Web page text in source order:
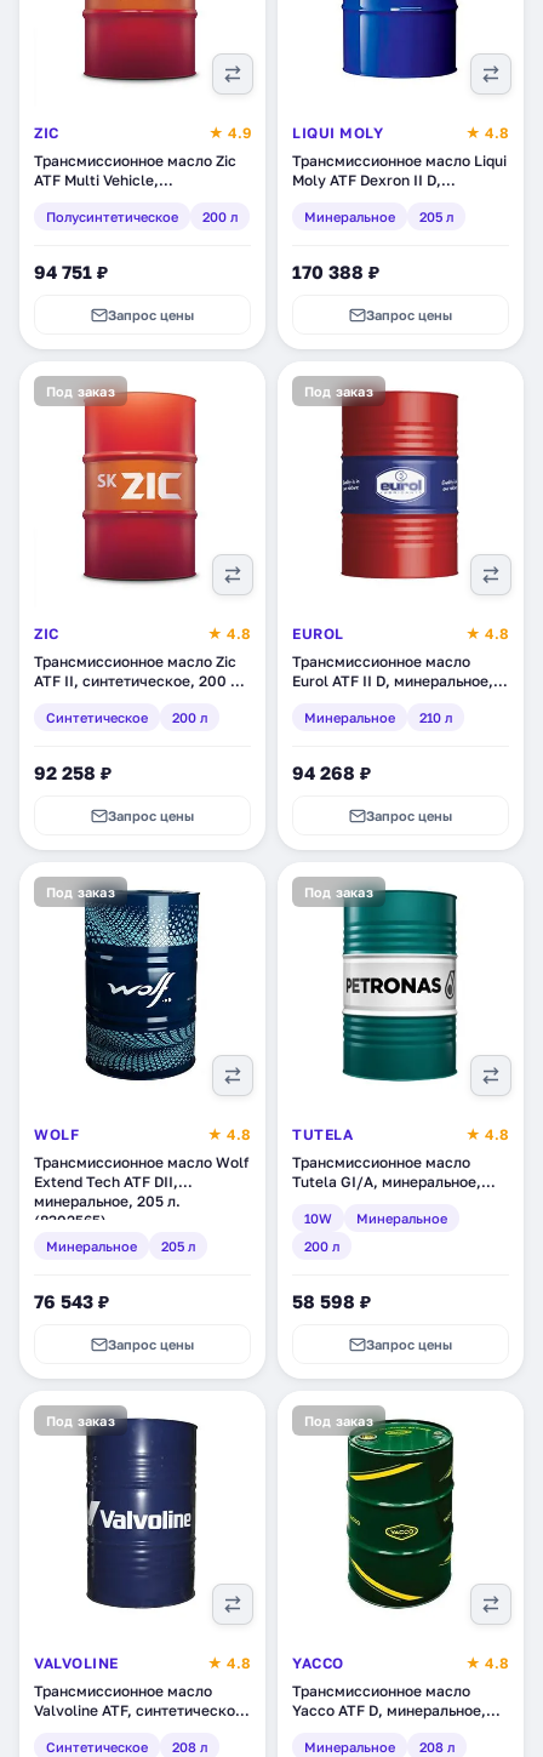
ZIC
★ 4.9
Трансмиссионное масло Zic
ATF Multi Vehicle,
(207102)
Полусинтетическое 200 л
94 751 ₽
Запрос цены
LIQUI MOLY
★ 4.8
Трансмиссионное масло Liqui
Moly ATF Dexron II D,
Минеральное 205 л
170 388 ₽
Запрос цены
Под заказ
ZIC
★ 4.8
Трансмиссионное масло Zic
ATF II, синтетическое, 200 л
Синтетическое 200 л
92 258 ₽
Запрос цены
Под заказ
EUROL
★ 4.8
Трансмиссионное масло
Eurol ATF II D, минеральное,
Минеральное 210 л
94 268 ₽
Запрос цены
Под заказ
WOLF
★ 4.8
Трансмиссионное масло Wolf
Extend Tech ATF DII,
минеральное, 205 л.
(8302565)
Минеральное 205 л
76 543 ₽
Запрос цены
Под заказ
TUTELA
★ 4.8
Трансмиссионное масло
Tutela GI/A, минеральное,
10W
Минеральное
200 л
58 598 ₽
Запрос цены
Под заказ
VALVOLINE
★ 4.8
Трансмиссионное масло
Valvoline ATF, синтетическое,
Синтетическое 208 л
Под заказ
YACCO
★ 4.8
Трансмиссионное масло
Yacco ATF D, минеральное,
Минеральное 208 л